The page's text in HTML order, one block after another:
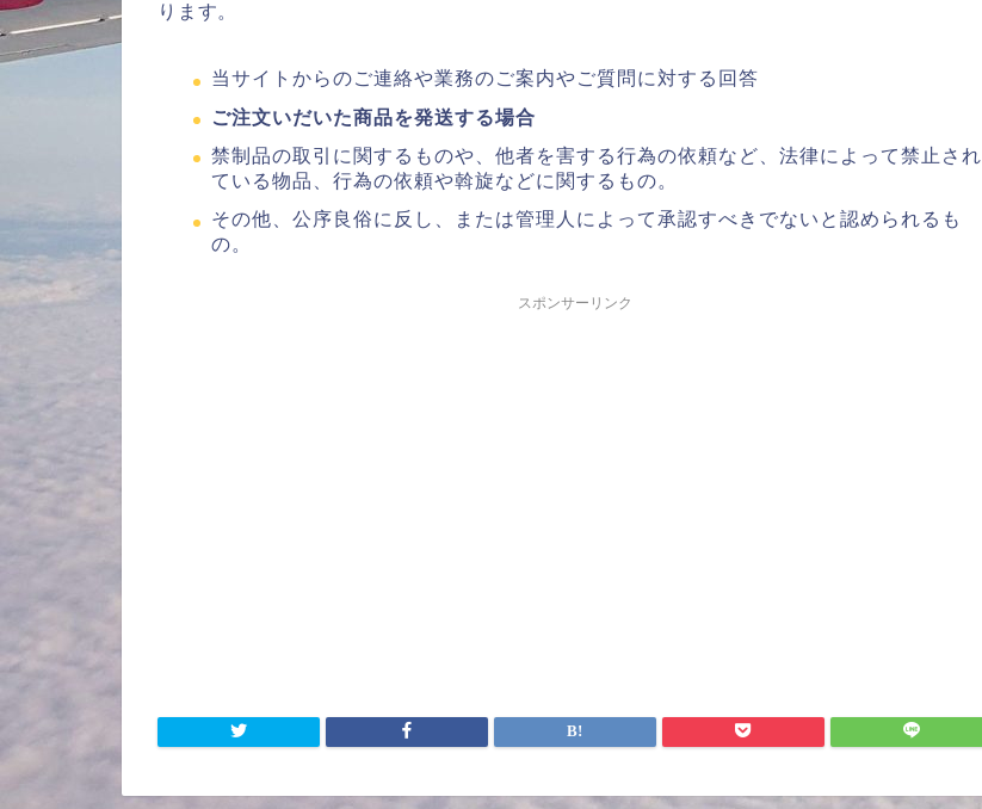
ります。
当サイトからのご連絡や業務のご案内やご質問に対する回答
ご注文いだいた商品を発送する場合
禁制品の取引に関するものや、他者を害する行為の依頼など、法律によって禁止され
ている物品、行為の依頼や斡旋などに関するもの。
その他、公序良俗に反し、または管理人によって承認すべきでないと認められるも
の。
スポンサーリンク